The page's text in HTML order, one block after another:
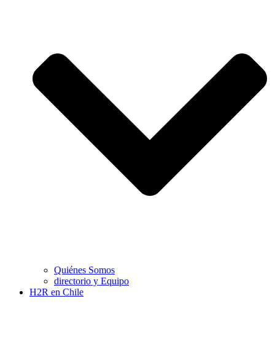
Quiénes Somos
directorio y Equipo
H2R en Chile